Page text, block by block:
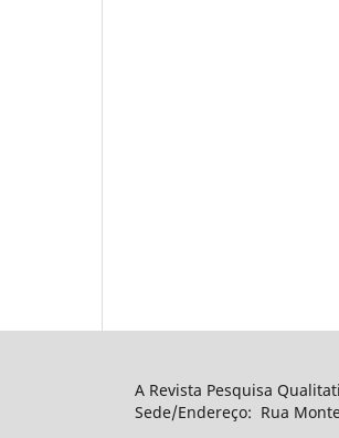
A Revista Pesquisa
Sede/Endereço: Rua